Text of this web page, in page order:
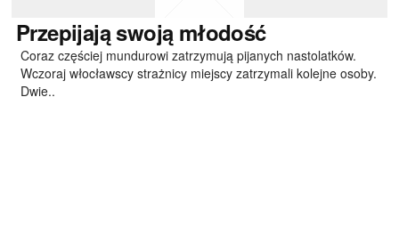
Przepijająswoją młodość
Coraz częściej mundurowi zatrzymują pijanych nastolatków.
Wczoraj włocławscy strażnicy miejscy zatrzymali kolejne osoby.
Dwie..